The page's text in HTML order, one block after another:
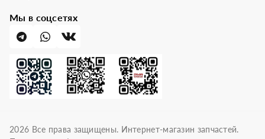
Мы в соцсетях
2026 Все права защищены. Интернет-магазин запчастей.